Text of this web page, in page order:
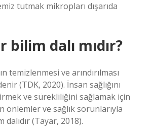
tutmak mikropları dışarıda
bilim dalı mıdır?
temizlenmesi ve arındırılması
(TDK, 2020). İnsan sağlığını
ve sürekliliğini sağlamak için
önlemler ve sağlık sorunlarıyla
(Tayar, 2018).